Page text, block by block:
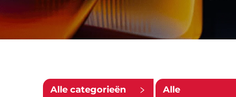
Alle categorieën Alle